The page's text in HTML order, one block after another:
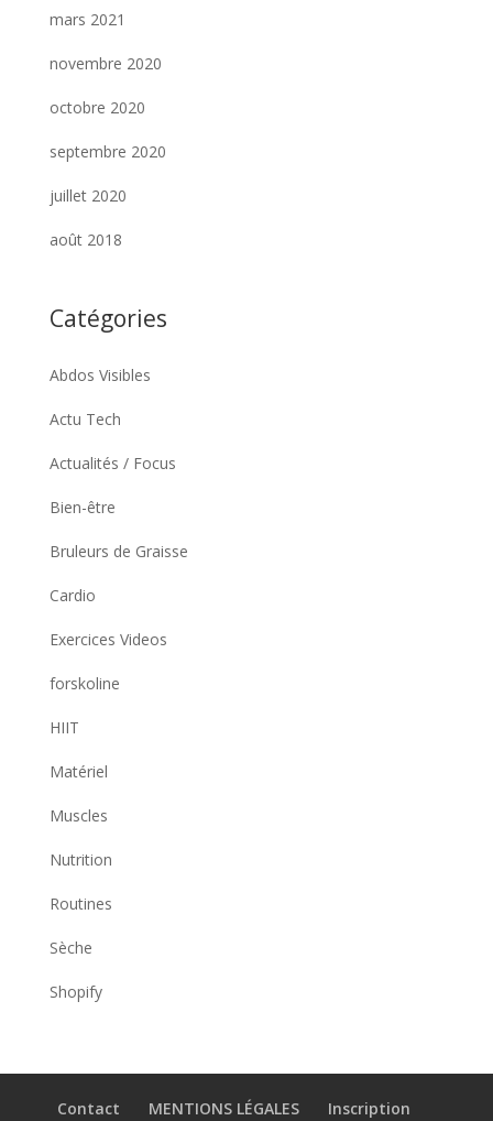
mars 2021
novembre 2020
octobre 2020
septembre 2020
juillet 2020
août 2018
Catégories
Abdos Visibles
Actu Tech
Actualités / Focus
Bien-être
Bruleurs de Graisse
Cardio
Exercices Videos
forskoline
HIIT
Matériel
Muscles
Nutrition
Routines
Sèche
Shopify
Contact MENTIONS LÉGALES Inscription